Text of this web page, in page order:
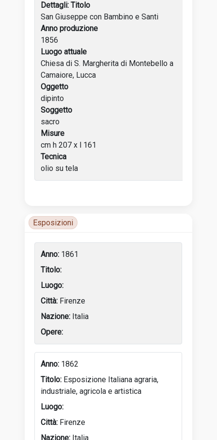
Titolo
San Giuseppe con Bambino e Santi
Anno produzione
1856
Luogo attuale
Chiesa di S. Margherita di Montebello a
Camaiore, Lucca
Oggetto
dipinto
Soggetto
sacro
Misure
cm h 207 x l 161
Tecnica
olio su tela
Esposizioni
1861
Firenze
Italia
1862
Esposizione Italiana agraria,
industriale, agricola e artistica
Firenze
Italia